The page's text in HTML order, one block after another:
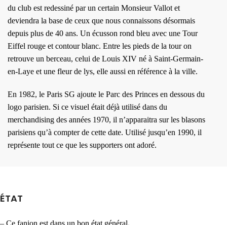
du club est redessiné par un certain Monsieur Vallot et
deviendra la base de ceux que nous connaissons désormais
depuis plus de 40 ans. Un écusson rond bleu avec une Tour
Eiffel rouge et contour blanc. Entre les pieds de la tour on
retrouve un berceau, celui de Louis XIV né à Saint-Germain-
en-Laye et une fleur de lys, elle aussi en référence à la ville.
En 1982, le Paris SG ajoute le Parc des Princes en dessous du
logo parisien. Si ce visuel était déjà utilisé dans du
merchandising des années 1970, il n’apparaitra sur les blasons
parisiens qu’à compter de cette date. Utilisé jusqu’en 1990, il
représente tout ce que les supporters ont adoré.
ÉTAT
– Ce fanion est dans un bon état général.